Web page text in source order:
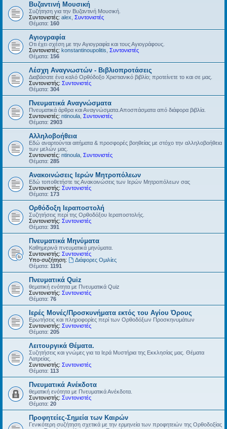
Βυζαντινή Μουσική
Συζήτηση για την Βυζαντινή Μουσική.
Συντονιστές: alex Συντονιστές
Θέματα: 160
Αγιογραφία
Οτι έχει σχέση με την Αγιογραφία και τους Αγιογράφους.
Συντονιστές: konstantinoupolitis Συντονιστές
Θέματα: 156
Λέσχη Αναγνωστών - Βιβλιοπροτάσεις
Διαβάσατε ένα καλό Ορθόδοξο Χριστιανικό βιβλίο; προτείνετε το και σε μας.
Συντονιστής: Συντονιστές
Θέματα: 304
Πνευματικά Αναγνώσματα
Πνευματικά άρθρα και Αναγνώσματα.Αποσπάσματα από διάφορα βιβλία.
Συντονιστές: ntinoula Συντονιστές
Θέματα: 2903
Αλληλοβοήθεια
Εδώ αναρτούνται αιτήματα & προσφορές βοηθείας με στόχο την αλληλοβοήθεια
των μελών μας.
Συντονιστές: ntinoula Συντονιστές
Θέματα: 285
Ανακοινώσεις Ιερών Μητροπόλεων
Εδώ τοποθετήστε τις Ανακοινώσεις των Ιερών Μητροπόλεων σας
Συντονιστής: Συντονιστές
Θέματα: 173
Ορθόδοξη Ιεραποστολή
Συζητήσεις περί της Ορθοδόξου Ιεραποστολής.
Συντονιστής: Συντονιστές
Θέματα: 391
Πνευματικά Μηνύματα
Καθημερινά πνευματικά μηνύματα.
Συντονιστής: Συντονιστές
Υπο-συζήτηση:
Διάφορες Ομιλίες
Θέματα: 1191
Πνευματικά Quiz
θεματική ενότητα με Πνευματικά Quiz
Συντονιστής: Συντονιστές
Θέματα: 76
Ιερές Μονές/Προσκυνήματα εκτός του Αγίου Όρους
Ερωτήσεις και πληροφορίες περί των Ορθοδόξων Προσκηνυμάτων
Συντονιστής: Συντονιστές
Θέματα: 205
Λειτουργικά Θέματα.
Συζητήσεις και γνώμες για τα Ιερά Μυστήρια της Εκκλησίας μας. Θέματα
Λατρείας.
Συντονιστής: Συντονιστές
Θέματα: 113
Πνευματικά Ανέκδοτα
θεματική ενότητα με Πνευματικά Ανέκδοτα.
Συντονιστής: Συντονιστές
Θέματα: 20
Προφητείες-Σημεία των Καιρών
Γενικότερη συζήτηση σχετικά με την ερμηνεία των προφητειών της Ορθοδοξίας